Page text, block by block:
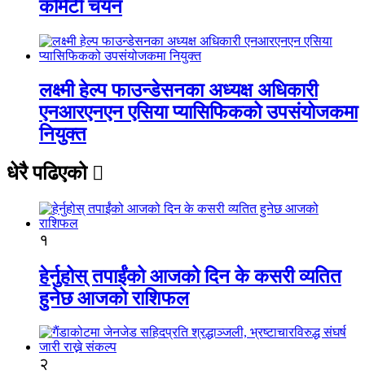
कमिटी चयन
लक्ष्मी हेल्प फाउन्डेसनका अध्यक्ष अधिकारी
एनआरएनएन एसिया प्यासिफिकको उपसंयोजकमा
नियुक्त
धेरै पढिएको
१
हेर्नुहोस् तपाईंको आजको दिन के कसरी व्यतित
हुनेछ आजको राशिफल
२